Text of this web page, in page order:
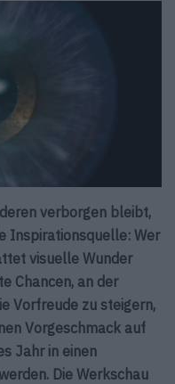
verborgen bleibt,
Inspirationsquelle: Wer
visuelle Wunder
Chancen, an der
Vorfreude zu steigern,
Vorgeschmack auf
Jahr in einen
Die Werkschau